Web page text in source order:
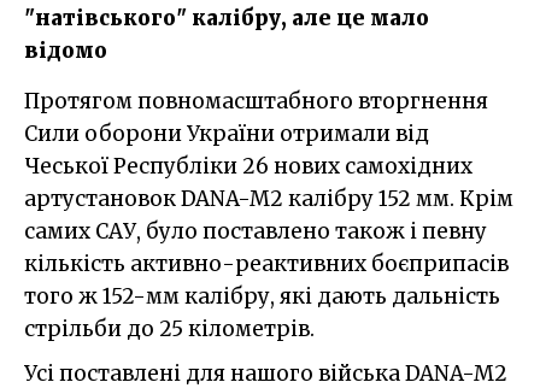
"натівського" калібру, але це мало
відомо
Протягом повномасштабного вторгнення
Сили оборони України отримали від
Чеської Республіки 26 нових самохідних
артустановок DANA-M2 калібру 152 мм. Крім
самих САУ, було поставлено також і певну
кількість активно-реактивних боєприпасів
того ж 152-мм калібру, які дають дальність
стрільби до 25 кілометрів.
Усі поставлені для нашого війська DANA-M2